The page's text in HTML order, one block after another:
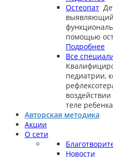
Остеопат
помощью
Подробнее
Все
педиатрии,
теле
Авторская методика
Акции
О сети
Новости